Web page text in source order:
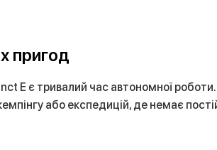
пригод
E є тривалий час автономної
або експедицій, де немає